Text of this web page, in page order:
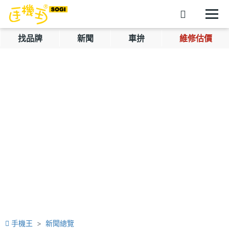
找品牌 新聞 車拚 維修估價
手機王 新聞總覽